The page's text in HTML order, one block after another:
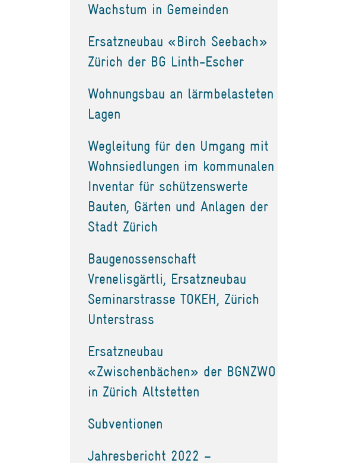
Wachstum in Gemeinden
Ersatzneubau «Birch Seebach»
Zürich der BG Linth-Escher
Wohnungsbau an lärmbelasteten
Lagen
Wegleitung für den Umgang mit
Wohnsiedlungen im kommunalen
Inventar für schützenswerte
Bauten, Gärten und Anlagen der
Stadt Zürich
Baugenossenschaft
Vrenelisgärtli, Ersatzneubau
Seminarstrasse TOKEH, Zürich
Unterstrass
Ersatzneubau
«Zwischenbächen» der BGNZWO
in Zürich Altstetten
Subventionen
Jahresbericht 2022 –